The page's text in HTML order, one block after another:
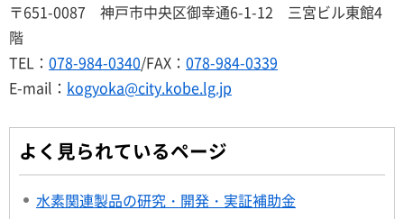
〒651-0087 神戸市中央区御幸通6-1-12 三宮ビル東館4
階
TEL： 078-984-0340/FAX： 078-984-0339
E-mail： kogyoka@city.kobe.lg.jp
よく見られているページ
水素関連製品の研究・開発・実証補助金